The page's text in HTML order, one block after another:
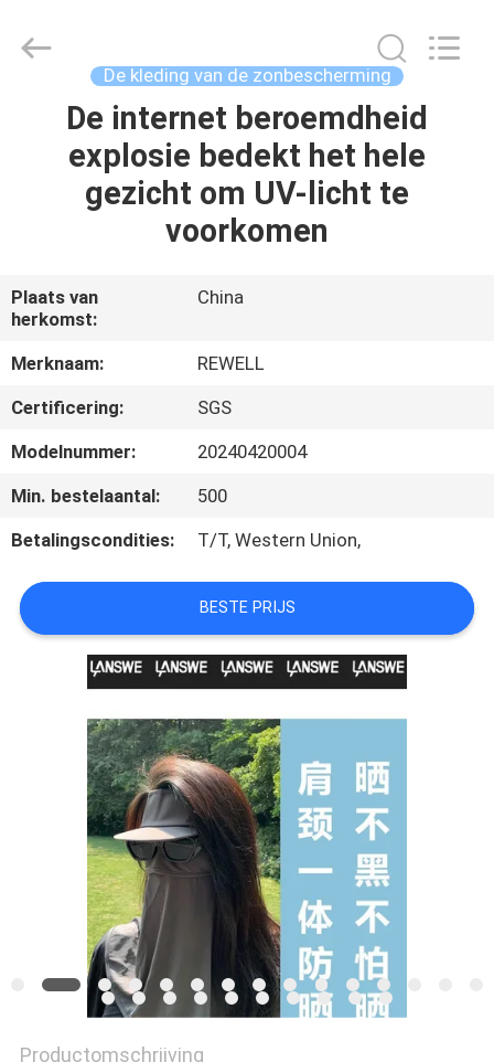
HUIS
PRODUCTEN
ONS
FABRIEKSREIS
KWALITEITSCONTROLE
SITEMAP
PRIVACY
POLICY
Rights
De kleding van de zonbescherming
De internet beroemdheid
explosie bedekt het hele
gezicht om UV-licht te
voorkomen
Plaats van
herkomst:
China
Merknaam:
REWELL
Certificering:
SGS
Modelnummer:
20240420004
Min. bestelaantal:
500
Betalingscondities:
T/T, Western Union,
BESTE PRIJS
Productomschrijving